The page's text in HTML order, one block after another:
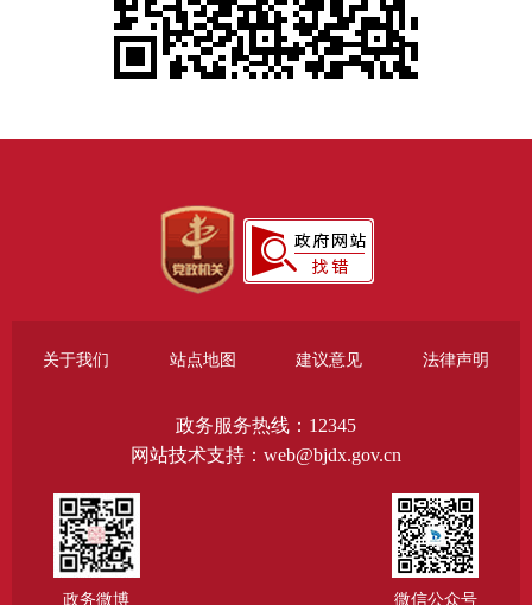
关于我们 站点地图 建议意见 法律声明
政务服务热线：12345
网站技术支持：web@bjdx.gov.cn
政务微博 微信公众号